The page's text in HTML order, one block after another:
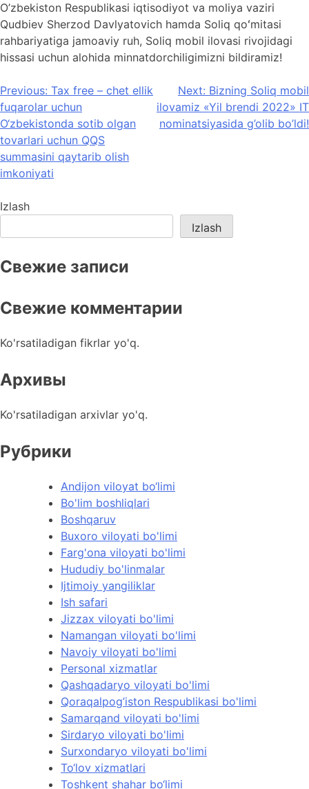
O’zbekiston Respublikasi iqtisodiyot va moliya vaziri
Qudbiev Sherzod Davlyatovich hamda Soliq qoʻmitasi
rahbariyatiga jamoaviy ruh, Soliq mobil ilovasi rivojidagi
hissasi uchun alohida minnatdorchiligimizni bildiramiz!
Post
menyusi
Previous: Tax free – chet ellik
fuqarolar uchun
O‘zbekistonda sotib olgan
tovarlari uchun QQS
summasini qaytarib olish
imkoniyati
Next: Bizning Soliq mobil
ilovamiz «Yil brendi 2022» IT
nominatsiyasida g’olib bo’ldi!
Izlash
Izlash
Свежие записи
Свежие комментарии
Ko'rsatiladigan fikrlar yo'q.
Архивы
Ko'rsatiladigan arxivlar yo'q.
Рубрики
Andijon viloyat bo‘limi
Bo'lim boshliqlari
Boshqaruv
Buxoro viloyati bo'limi
Farg'ona viloyati bo'limi
Hududiy bo'linmalar
Ijtimoiy yangiliklar
Ish safari
Jizzax viloyati bo'limi
Namangan viloyati bo'limi
Navoiy viloyati bo'limi
Personal xizmatlar
Qashqadaryo viloyati bo'limi
Qoraqalpog’iston Respublikasi bo'limi
Samarqand viloyati bo'limi
Sirdaryo viloyati bo'limi
Surxondaryo viloyati bo'limi
To‘lov xizmatlari
Toshkent shahar bo‘limi